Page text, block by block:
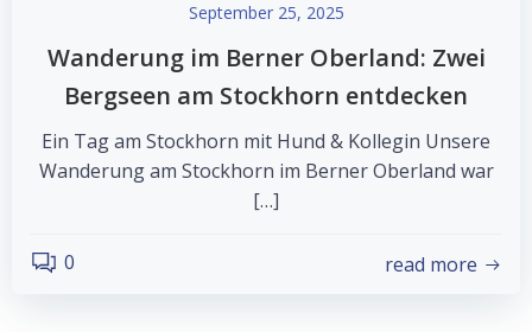
September 25, 2025
Wanderung im Berner Oberland: Zwei
Bergseen am Stockhorn entdecken
Ein Tag am Stockhorn mit Hund & Kollegin Unsere
Wanderung am Stockhorn im Berner Oberland war
[…]
0 read more